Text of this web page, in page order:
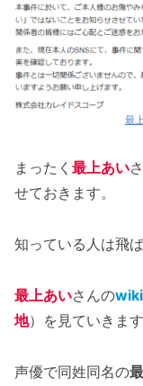
最
まったく 最上あい
せておきます。
知っている人は飛ば
最上あいさんのwiki
地）を見ていきます
声優で同姓同名の